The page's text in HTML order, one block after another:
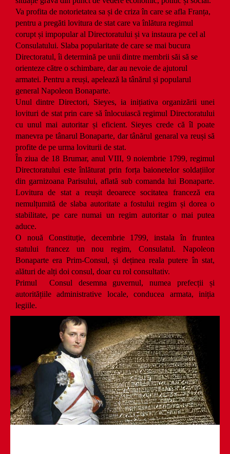
Va profita de notorietatea sa și de criza în care se afla Franța,
pentru a pregăti lovitura de stat care va înlătura regimul
corupt și impopular al Directoratului și va instaura pe cel al
Consulatului. Slaba popularitate de care se mai bucura
Directoratul, îi determină pe unii dintre membrii săi să se
orienteze către o schimbare, dar au nevoie de ajutorul
armatei. Pentru a reuși, apelează la tânărul și popularul
general Napoleon Bonaparte.
Unul dintre Directori, Sieyes, ia inițiativa organizării unei
lovituri de stat prin care să înlocuiască regimul Directoratului
cu unul mai autoritar și eficient. Sieyes crede că îl poate
manevra pe tânarul Bonaparte, dar tânărul genaral va reuși să
profite de pe urma loviturii de stat.
În ziua de 18 Brumar, anul VIII, 9 noiembrie 1799, regimul
Directoratului este înlăturat prin forța baionetelor soldațiilor
din garnizoana Parisului, aflată sub comanda lui Bonaparte.
Lovitura de stat a reușit deoarece socitatea franceză era
nemulțumită de slaba autoritate a fostului regim și dorea o
stabilitate, pe care numai un regim autoritar o mai putea
aduce.
O nouă Constituție, decembrie 1799, instala în fruntea
statului francez un nou regim, Consulatul. Napoleon
Bonaparte era Prim-Consul, și deținea reala putere în stat,
alături de alți doi consul, doar cu rol consultativ.
Primul Consul desemna guvernul, numea prefecții și
autoritățiile administrative locale, conducea armata, iniția
legiile.